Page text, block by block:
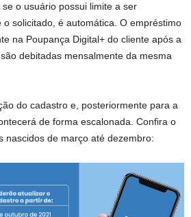
o usuário possui limite a ser
solicitado, é automática. O empréstimo
na Poupança Digital+ do cliente após a
debitadas mensalmente da mesma
do cadastro e, posteriormente para a
de forma escalonada. Confira o
nascidos de março até dezembro: